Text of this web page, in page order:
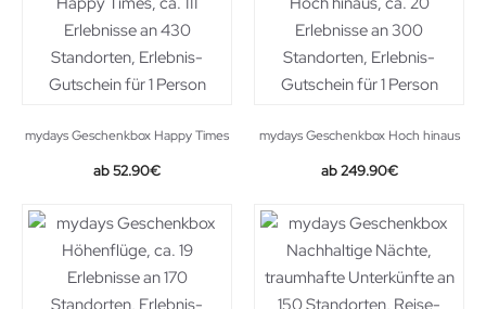
mydays Geschenkbox Happy Times
52.90€
mydays Geschenkbox Hoch hinaus
249.90€